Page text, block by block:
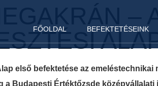
FŐOLDAL BEFEKTETÉSEINK
–
első befektetése az
a Budapesti Értéktőzsde